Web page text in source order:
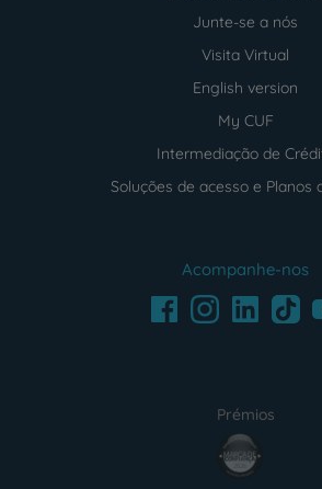
Junte-se a nós
Visita Virtual
English version
My CUF
Intermediação de
Soluções de acesso e Planos
Acompanhe-nos
FacebookInstagramLinkedInTikTok
Prémios
award4